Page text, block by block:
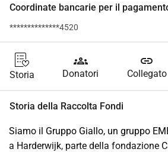
Coordinate bancarie per il
**************4520
Storia
groups
Donatori
link
Collegato
Storia della Raccolta Fondi
Siamo il Gruppo Giallo, un gruppo
a Harderwijk, parte della fondazione